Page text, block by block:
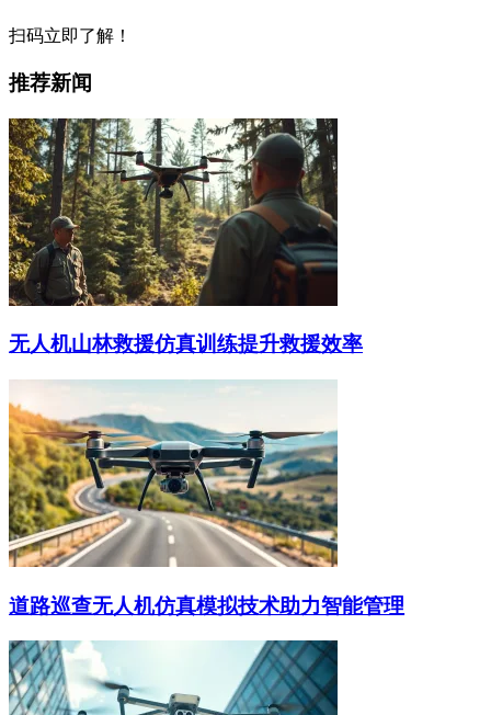
扫码立即了解！
推荐新闻
无人机山林救援仿真训练提升救援效率
道路巡查无人机仿真模拟技术助力智能管理